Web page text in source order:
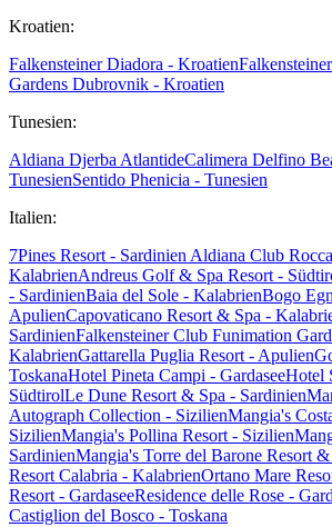
Kroatien:
Falkensteiner Diadora - Kroatien
Gardens Dubrovnik - Kroatien
Tunesien:
Aldiana Djerba AtlantideCalimera Delfino
TunesienSentido Phenicia - Tunesien
Italien:
7Pines Resort - Sardinien Aldiana Club
KalabrienAndreus Golf & Spa Resort -
- SardinienBaia del Sole - KalabrienBogo
ApulienCapovaticano Resort & Spa -
SardinienFalkensteiner Club Funimation
KalabrienGattarella Puglia Resort - Apulien
ToskanaHotel Pineta Campi - GardaseeHotel
SüdtirolLe Dune Resort & Spa - Sardinien
Autograph Collection - SizilienMangia's
SizilienMangia's Pollina Resort - Sizilien
SardinienMangia's Torre del Barone Resort
Resort Calabria - KalabrienOrtano Mare
Resort - GardaseeResidence delle Rose -
Castiglion del Bosco - Toskana